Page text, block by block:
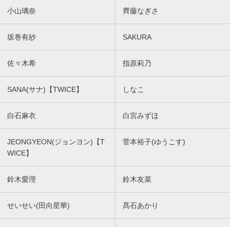
小山璃奈 齊藤なぎさ
坂巻有紗 SAKURA
佐々木希 指原莉乃
SANA(サナ)【TWICE】 しなこ
白石麻衣 白宮みずほ
JEONGYEON(ジョンヨン)【T
WICE】
菅本裕子(ゆうこす)
鈴木愛理 鈴木友菜
せいせい(田向星華) 髙石あかり